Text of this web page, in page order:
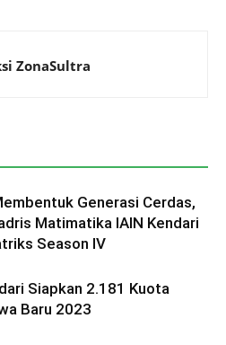
ZonaSultra
Generasi Cerdas,
Matimatika IAIN Kendari
Season IV
Siapkan 2.181 Kuota
Baru 2023